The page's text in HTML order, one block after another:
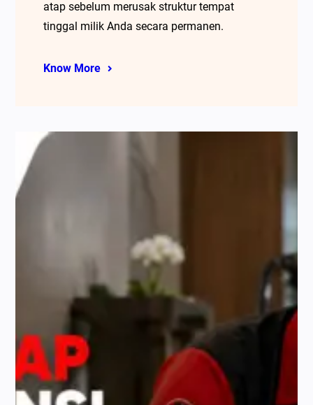
atap sebelum merusak struktur tempat
tinggal milik Anda secara permanen.
Know More